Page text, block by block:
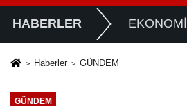
HABERLER EKONOMİ
Haberler GÜNDEM
GÜNDEM